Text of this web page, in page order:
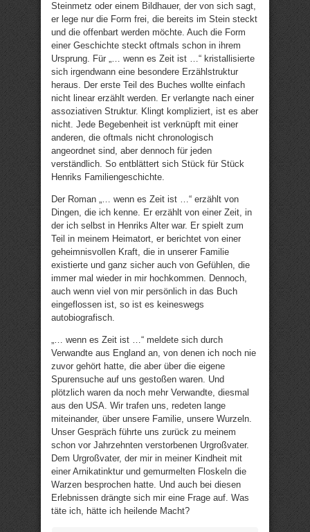
Steinmetz oder einem Bildhauer, der von sich sagt,
er lege nur die Form frei, die bereits im Stein steckt
und die offenbart werden möchte. Auch die Form
einer Geschichte steckt oftmals schon in ihrem
Ursprung. Für „… wenn es Zeit ist …“ kristallisierte
sich irgendwann eine besondere Erzählstruktur
heraus. Der erste Teil des Buches wollte einfach
nicht linear erzählt werden. Er verlangte nach einer
assoziativen Struktur. Klingt kompliziert, ist es aber
nicht. Jede Begebenheit ist verknüpft mit einer
anderen, die oftmals nicht chronologisch
angeordnet sind, aber dennoch für jeden
verständlich. So entblättert sich Stück für Stück
Henriks Familiengeschichte.
Der Roman „… wenn es Zeit ist …“ erzählt von
Dingen, die ich kenne. Er erzählt von einer Zeit, in
der ich selbst in Henriks Alter war. Er spielt zum
Teil in meinem Heimatort, er berichtet von einer
geheimnisvollen Kraft, die in unserer Familie
existierte und ganz sicher auch von Gefühlen, die
immer mal wieder in mir hochkommen. Dennoch,
auch wenn viel von mir persönlich in das Buch
eingeflossen ist, so ist es keineswegs
autobiografisch.
„… wenn es Zeit ist …“ meldete sich durch
Verwandte aus England an, von denen ich noch nie
zuvor gehört hatte, die aber über die eigene
Spurensuche auf uns gestoßen waren. Und
plötzlich waren da noch mehr Verwandte, diesmal
aus den USA. Wir trafen uns, redeten lange
miteinander, über unsere Familie, unsere Wurzeln.
Unser Gespräch führte uns zurück zu meinem
schon vor Jahrzehnten verstorbenen Urgroßvater.
Dem Urgroßvater, der mir in meiner Kindheit mit
einer Arnikatinktur und gemurmelten Floskeln die
Warzen besprochen hatte. Und auch bei diesen
Erlebnissen drängte sich mir eine Frage auf. Was
täte ich, hätte ich heilende Macht?